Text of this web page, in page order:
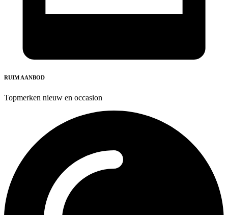
RUIM AANBOD
Topmerken nieuw en occasion